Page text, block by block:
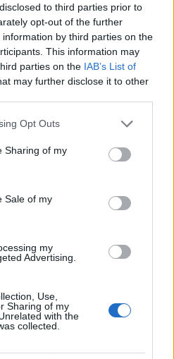
to third parties prior to
opt-out of the further
by third parties on the
This information may
parties on the IAB’s List of
may further disclose it to other
Opt Outs
Sharing of my
Sale of my
my
Advertising.
Use,
Sharing of my
with the
collected.
jak sie zmienic zeby
o sobie? Mój problem
innych niż mówić. Ale
ponieważ np po
rodzina/rodzeństwo
z tego powodu jestem
Na ostatnim spotkaniu